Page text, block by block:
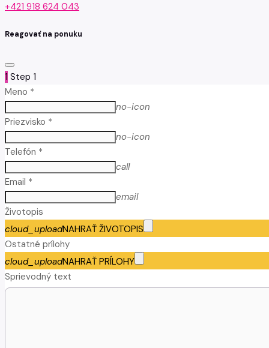
+421 918 624 043
Reagovať na ponuku
1 Step 1
Meno *
no-icon
Priezvisko *
no-icon
Telefón *
call
Email *
email
Životopis
cloud_uploadNAHRAŤ ŽIVOTOPIS
Ostatné prílohy
cloud_uploadNAHRAŤ PRÍLOHY
Sprievodný text